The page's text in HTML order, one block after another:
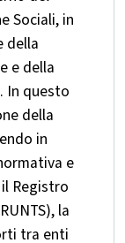
Sociali, in
della
e della
In questo
della
in
e
Registro
la
tra enti